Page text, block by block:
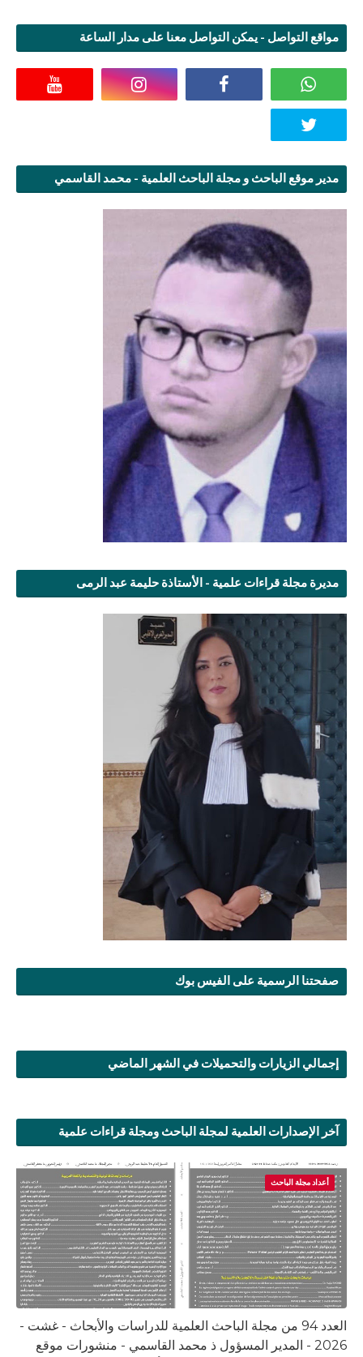
مواقع التواصل - يمكن التواصل معنا على مدار الساعة
مدير موقع الباحث و مجلة الباحث العلمية - محمد القاسمي
مديرة مجلة قراءات علمية - الأستاذة حليمة عبد الرمى
صفحتنا الرسمية على الفيس بوك
إجمالي الزيارات والتحميلات في الشهر الماضي
آخر الإصدارات العلمية لمجلة الباحث ومجلة قراءات علمية
أعداد مجلة الباحث
العدد 94 من مجلة الباحث العلمية للدراسات والأبحاث - غشت -
2026 - المدير المسؤول ذ محمد القاسمي - منشورات موقع